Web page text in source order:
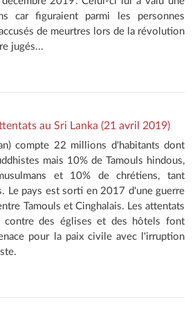
car figuraient parmi les personnes
de meurtres lors de la révolution
jugés...
au Sri Lanka (21 avril 2019)
compte 22 millions d'habitants dont
mais 10% de Tamouls hindous,
et 10% de chrétiens, tant
Le pays est sorti en 2017 d'une guerre
Tamouls et Cinghalais. Les attentats
contre des églises et des hôtels font
pour la paix civile avec l'irruption